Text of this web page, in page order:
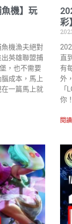
機】玩
機漁夫絕對
英雄聯盟捕
，也不需要
成本，馬上
一篇馬上就
彩
直
有
外
你
閱